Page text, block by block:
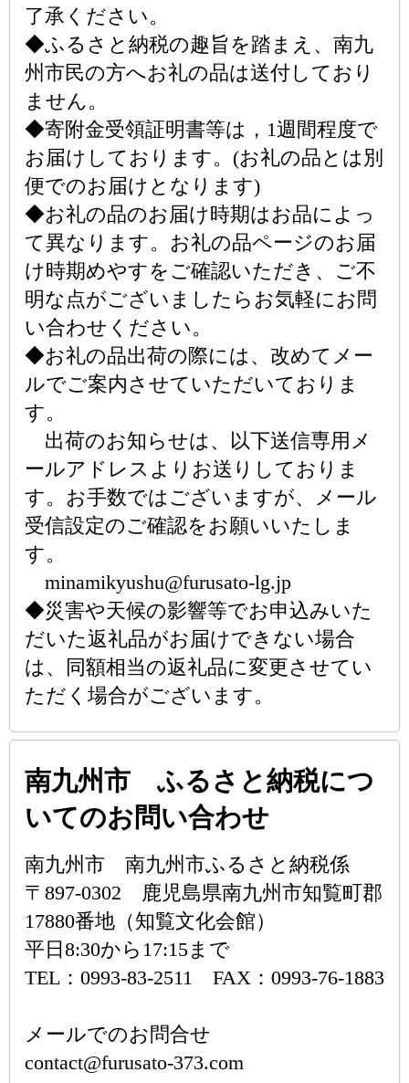
了承ください。
◆ふるさと納税の趣旨を踏まえ、南九
州市民の方へお礼の品は送付しており
ません。
◆寄附金受領証明書等は，1週間程度で
お届けしております。(お礼の品とは別
便でのお届けとなります)
◆お礼の品のお届け時期はお品によっ
て異なります。お礼の品ページのお届
け時期めやすをご確認いただき、ご不
明な点がございましたらお気軽にお問
い合わせください。
◆お礼の品出荷の際には、改めてメー
ルでご案内させていただいておりま
す。
出荷のお知らせは、以下送信専用メ
ールアドレスよりお送りしておりま
す。お手数ではございますが、メール
受信設定のご確認をお願いいたしま
す。
minamikyushu@furusato-lg.jp
◆災害や天候の影響等でお申込みいた
だいた返礼品がお届けできない場合
は、同額相当の返礼品に変更させてい
ただく場合がございます。
南九州市 ふるさと納税につ
いてのお問い合わせ
南九州市 南九州市ふるさと納税係
〒897-0302 鹿児島県南九州市知覧町郡
17880番地（知覧文化会館）
平日8:30から17:15まで
TEL：0993-83-2511 FAX：0993-76-1883
メールでのお問合せ
contact@furusato-373.com